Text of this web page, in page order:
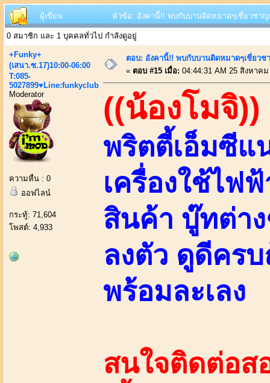
ผู้เขียน หัวข้อ: อังคานี้!! พบกับบานดิดหมาดๆเชี่ยวชาญ
0 สมาชิก และ 1 บุคคลทั่วไป กำลังดูอยู่
+Funky+
(เสนา.ซ.17)10:00-06:00
T:085-
5027899♥Line:funkyclub
Moderator
ความหื่น : 0
ออฟไลน์
กระทู้: 71,604
โพสต์: 4,933
ตอบ: อังคานี้!! พบกับบานดิดหมาดๆเชี่ยวช
« ตอบ #15 เมื่อ: 04:44:31 AM 25 สิงหาคม
((น้องโมจิ))
พริตตี้เอ็มซีแ
เครื่องใช้ไฟ
สินค้า บู๊ทต่าง
ลงตัว ดูดีคร
พร้อมละเลง
สนใจติดต่อส